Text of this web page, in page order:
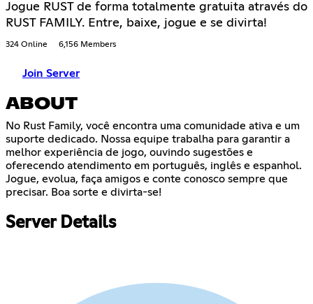
Jogue RUST de forma totalmente gratuita através do
RUST FAMILY. Entre, baixe, jogue e se divirta!
324 Online 6,156 Members
Join Server
ABOUT
No Rust Family, você encontra uma comunidade ativa e um
suporte dedicado. Nossa equipe trabalha para garantir a
melhor experiência de jogo, ouvindo sugestões e
oferecendo atendimento em português, inglês e espanhol.
Jogue, evolua, faça amigos e conte conosco sempre que
precisar. Boa sorte e divirta-se!
Server Details